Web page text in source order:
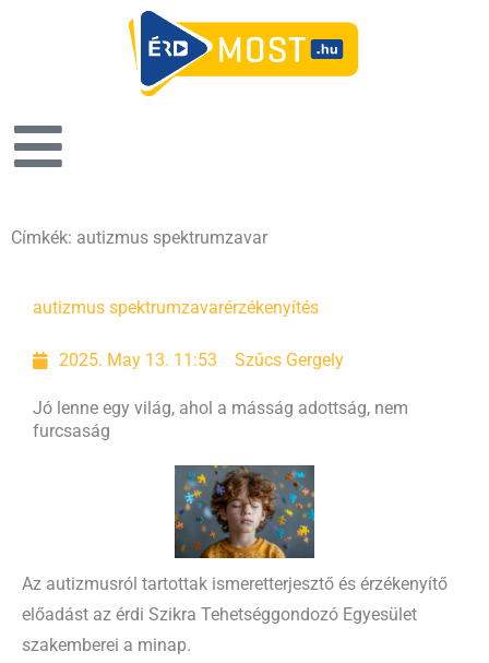
Címkék: autizmus spektrumzavar
autizmus spektrumzavarérzékenyítés
2025. May 13. 11:53 Szűcs Gergely
Jó lenne egy világ, ahol a másság adottság, nem
furcsaság
Az autizmusról tartottak ismeretterjesztő és érzékenyítő
előadást az érdi Szikra Tehetséggondozó Egyesület
szakemberei a minap.